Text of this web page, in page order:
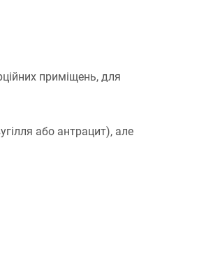
приміщень, для
або антрацит), але